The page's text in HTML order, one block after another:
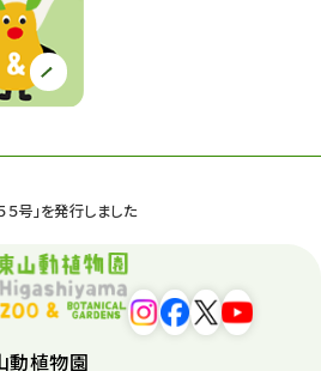
号」を発行しました
動植物園